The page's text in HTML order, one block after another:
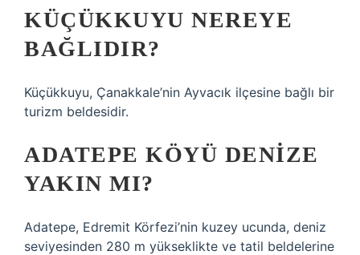
KÜÇÜKKUYU NEREYE
BAĞLIDIR?
Küçükkuyu, Çanakkale’nin Ayvacık ilçesine bağlı bir
turizm beldesidir.
ADATEPE KÖYÜ DENIZE
YAKIN MI?
Adatepe, Edremit Körfezi’nin kuzey ucunda, deniz
seviyesinden 280 m yükseklikte ve tatil beldelerine